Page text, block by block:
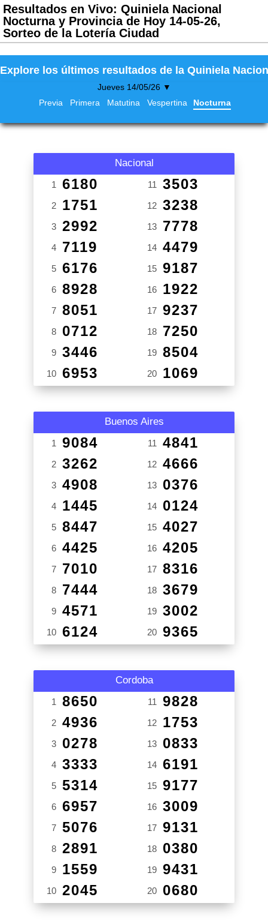
Resultados en Vivo: Quiniela Nacional
Nocturna y Provincia de Hoy 14-05-26,
Sorteo de la Lotería Ciudad
Explore los últimos resultados de la Quiniela
Jueves 14/05/26 ▼
Previa
Primera Matutina Vespertina Nocturna
Nacional
1 6180
2 1751
3 2992
4 7119
5 6176
6 8928
7 8051
8 0712
9 3446
10 6953
11 3503
12 3238
13 7778
14 4479
15 9187
16 1922
17 9237
18 7250
19 8504
20 1069
Buenos Aires
1 9084
2 3262
3 4908
4 1445
5 8447
6 4425
7 7010
8 7444
9 4571
10 6124
11 4841
12 4666
13 0376
14 0124
15 4027
16 4205
17 8316
18 3679
19 3002
20 9365
Cordoba
1 8650
2 4936
3 0278
4 3333
5 5314
6 6957
7 5076
8 2891
9 1559
10 2045
11 9828
12 1753
13 0833
14 6191
15 9177
16 3009
17 9131
18 0380
19 9431
20 0680